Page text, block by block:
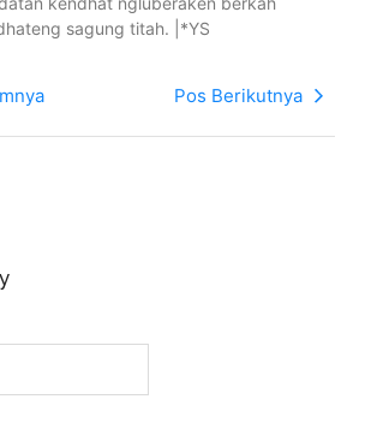
sagung titah. |*YS
Pos Berikutnya